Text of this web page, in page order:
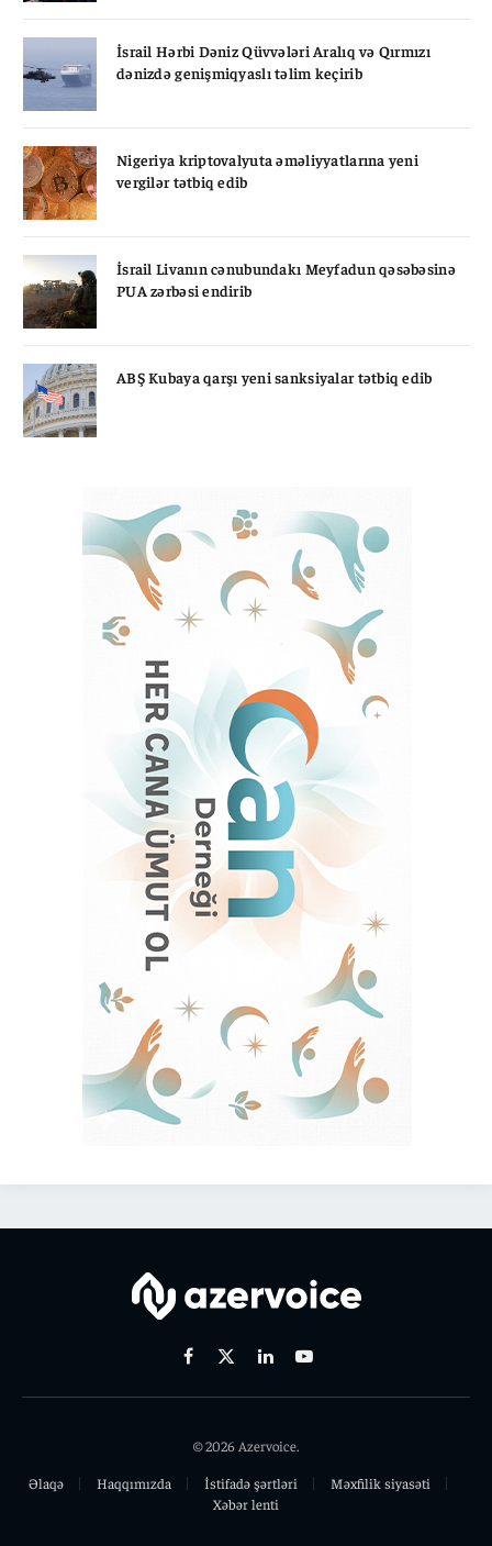
İsrail Hərbi Dəniz Qüvvələri Aralıq və Qırmızı
dənizdə genişmiqyaslı təlim keçirib
Nigeriya kriptovalyuta əməliyyatlarına yeni
vergilər tətbiq edib
İsrail Livanın cənubundakı Meyfadun qəsəbəsinə
PUA zərbəsi endirib
ABŞ Kubaya qarşı yeni sanksiyalar tətbiq edib
Facebook
X
LinkedinYoutube
© 2026 Azervoice.
Əlaqə
Haqqımızda İstifadə şərtləri
Məxfilik siyasəti
Xəbər lenti